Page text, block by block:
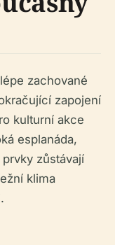
zachované
zapojení
kulturní akce
esplanáda,
zůstávají
klima